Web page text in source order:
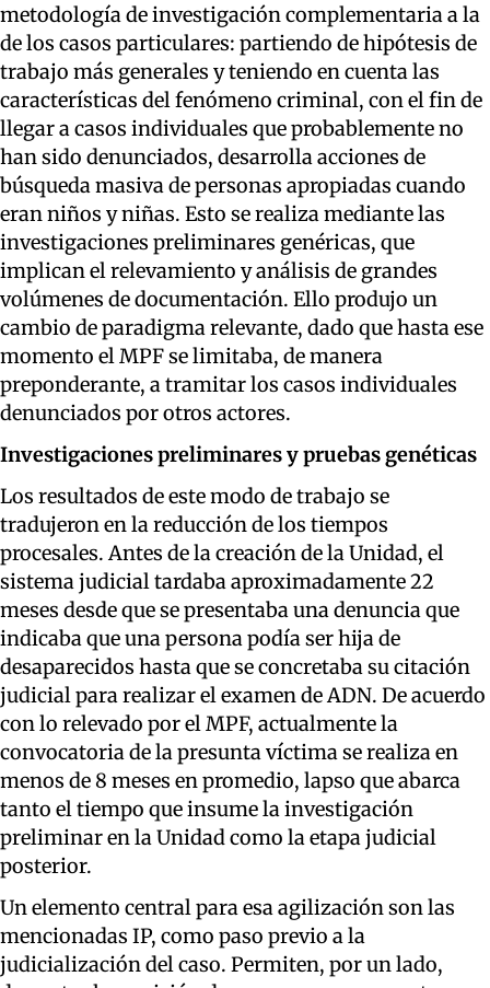
metodología de investigación complementaria a la
de los casos particulares: partiendo de hipótesis de
trabajo más generales y teniendo en cuenta las
características del fenómeno criminal, con el fin de
llegar a casos individuales que probablemente no
han sido denunciados, desarrolla acciones de
búsqueda masiva de personas apropiadas cuando
eran niños y niñas. Esto se realiza mediante las
investigaciones preliminares genéricas, que
implican el relevamiento y análisis de grandes
volúmenes de documentación. Ello produjo un
cambio de paradigma relevante, dado que hasta ese
momento el MPF se limitaba, de manera
preponderante, a tramitar los casos individuales
denunciados por otros actores.
Investigaciones preliminares y pruebas genéticas
Los resultados de este modo de trabajo se
tradujeron en la reducción de los tiempos
procesales. Antes de la creación de la Unidad, el
sistema judicial tardaba aproximadamente 22
meses desde que se presentaba una denuncia que
indicaba que una persona podía ser hija de
desaparecidos hasta que se concretaba su citación
judicial para realizar el examen de ADN. De acuerdo
con lo relevado por el MPF, actualmente la
convocatoria de la presunta víctima se realiza en
menos de 8 meses en promedio, lapso que abarca
tanto el tiempo que insume la investigación
preliminar en la Unidad como la etapa judicial
posterior.
Un elemento central para esa agilización son las
mencionadas IP, como paso previo a la
judicialización del caso. Permiten, por un lado,